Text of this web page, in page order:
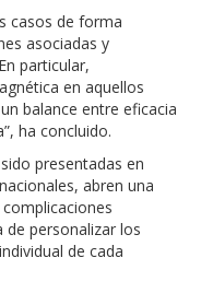
casos de forma
asociadas y
particular,
en aquellos
balance entre eficacia
ha concluido.
presentadas en
abren una
personalizar los
de cada